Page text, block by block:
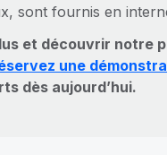
sont fournis en
et découvrir notre
une
dès aujourd’hui.